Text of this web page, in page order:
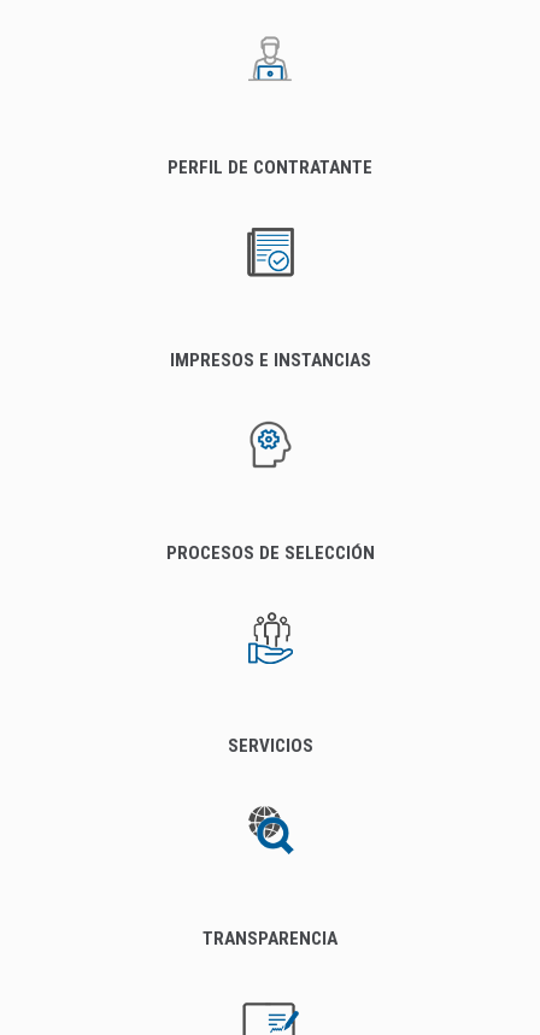
PERFIL DE CONTRATANTE
IMPRESOS E INSTANCIAS
PROCESOS DE SELECCIÓN
SERVICIOS
TRANSPARENCIA